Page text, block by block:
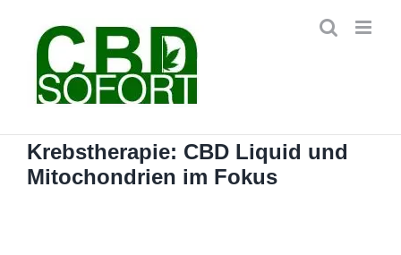
springen
Krebstherapie: CBD Liquid und
Mitochondrien im Fokus